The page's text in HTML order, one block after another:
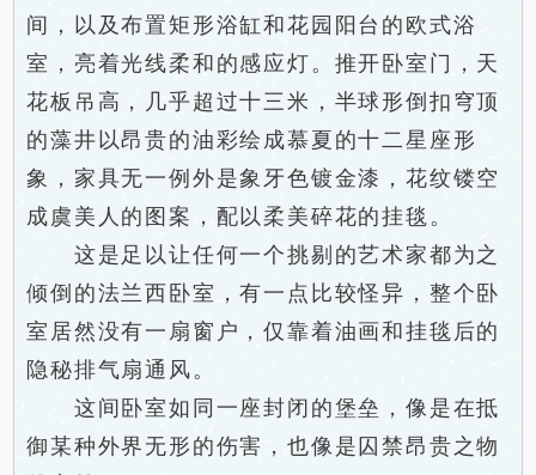
间，以及布置矩形浴缸和花园阳台的欧式浴
室，亮着光线柔和的感应灯。推开卧室门，天
花板吊高，几乎超过十三米，半球形倒扣穹顶
的藻井以昂贵的油彩绘成慕夏的十二星座形
象，家具无一例外是象牙色镀金漆，花纹镂空
成虞美人的图案，配以柔美碎花的挂毯。
这是足以让任何一个挑剔的艺术家都为之
倾倒的法兰西卧室，有一点比较怪异，整个卧
室居然没有一扇窗户，仅靠着油画和挂毯后的
隐秘排气扇通风。
这间卧室如同一座封闭的堡垒，像是在抵
御某种外界无形的伤害，也像是囚禁昂贵之物